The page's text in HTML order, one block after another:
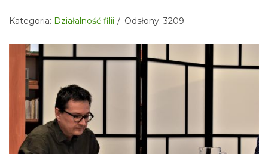
Kategoria: Działalność filii Odsłony: 3209